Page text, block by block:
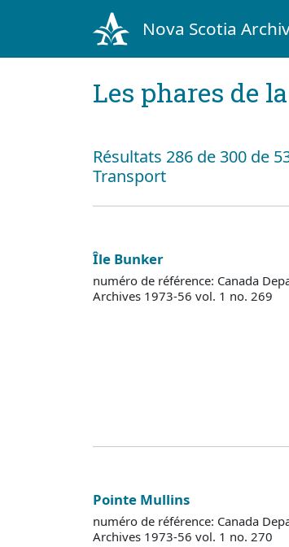
Nova Scotia
Les phares de
Résultats 286 de 300 de
Transport
Île Bunker
numéro de référence: Canada
Archives 1973-56 vol. 1 no. 269
Pointe Mullins
numéro de référence: Canada
Archives 1973-56 vol. 1 no. 270